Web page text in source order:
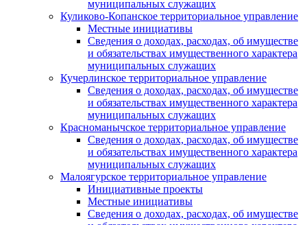
муниципальных служащих
Куликово-Копанское территориальное управление
Местные инициативы
Сведения о доходах, расходах, об имуществе
и обязательствах имущественного характера
муниципальных служащих
Кучерлинское территориальное управление
Сведения о доходах, расходах, об имуществе
и обязательствах имущественного характера
муниципальных служащих
Красноманычское территориальное управление
Сведения о доходах, расходах, об имуществе
и обязательствах имущественного характера
муниципальных служащих
Малоягурское территориальное управление
Инициативные проекты
Местные инициативы
Сведения о доходах, расходах, об имуществе